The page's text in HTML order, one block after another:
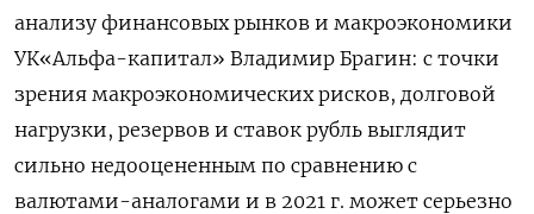
анализу финансовых рынков и макроэкономики
УК«Альфа-капитал» Владимир Брагин: с точки
зрения макроэкономическихрисков, долговой
нагрузки, резервов и ставок рубль выглядит
сильно недооцененным по сравнению с
валютами-аналогами и в 2021 г. может серьезно